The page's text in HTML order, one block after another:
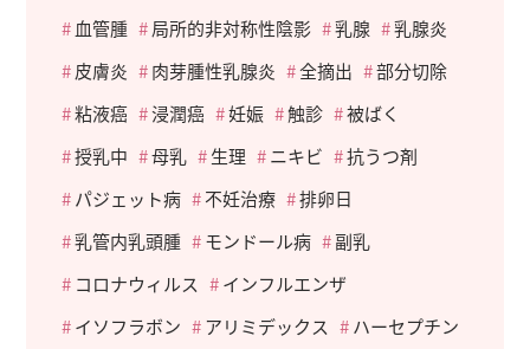
血管腫
局所的非対称性陰影 乳腺
乳腺炎
皮膚炎
肉芽腫性乳腺炎 全摘出
部分切除
粘液癌
浸潤癌 妊娠 触診
被ばく
授乳中
母乳 生理 ニキビ
抗うつ剤
パジェット病
不妊治療
排卵日
乳管内乳頭腫
モンドール病
副乳
コロナウィルス
インフルエンザ
イソフラボン
アリミデックス ハーセプチン